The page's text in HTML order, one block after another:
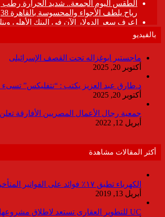
بالفيديو
ماجستير ابوغزاله تحت القصف الإسرائيلى
أكتوبر 20, 2025
د.طارق عبد العزيز يكتب : “نتفليكس” تسىء
أكتوبر 20, 2025
جمعية رجال الأعمال المصريين الأفارقة
أبريل 12, 2022
أكثر المقالات مشاهدة
الكهرباء تطبق ١٧٪ فوائد على الفواتير المتأخرة بداية من مايو المقبل
أبريل 13, 2019
UC للتطوير العقارى تستعد لاطلاق مشروعها الثالث بالعاصمة خلال أيام